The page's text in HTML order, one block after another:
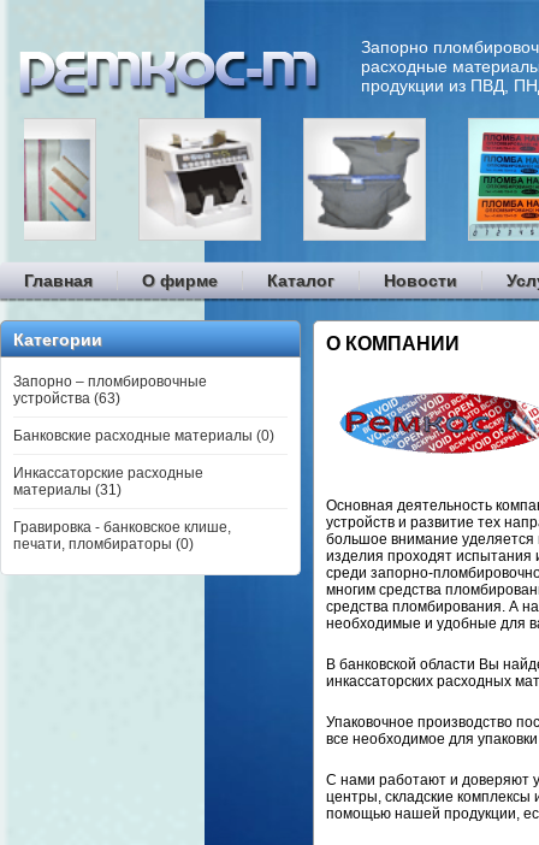
Запорно
расходные
продукции из ПВД,
Главная О фирме Каталог Новости
Категории
Запорно – пломбировочные
устройства (63)
Банковские расходные материалы (0)
Инкассаторские расходные
материалы (31)
Гравировка - банковское клише,
печати, пломбираторы (0)
О КОМПАНИИ
Основная деятельность
устройств и развитие тех
большое внимание уделяется
изделия проходят
среди запорно-
многим средства
средства пломбирования. А
необходимые и удобные для
В банковской области Вы
инкассаторских расходных
Упаковочное производство
все необходимое для
С нами работают и доверяют
центры, складские
помощью нашей продукции,